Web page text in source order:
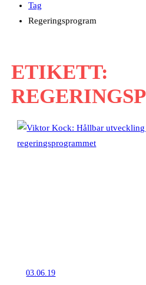
Tag
Regeringsprogram
ETIKETT:
03.06.19